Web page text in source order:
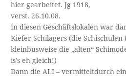
hier gearbeitet. Jg 1918,
verst. 26.10.08.
In diesen Geschäftslokalen war
Kiefer-Schilagers (die
kleinbusweise die „alten“
is’s eh gleich!)
Dann die ALI – vermitteltdurch